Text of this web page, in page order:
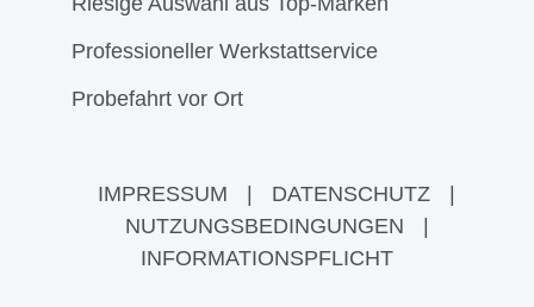
Professioneller Werkstattservice
Probefahrt vor Ort
IMPRESSUM DATENSCHUTZ
NUTZUNGSBEDINGUNGEN
INFORMATIONSPFLICHT